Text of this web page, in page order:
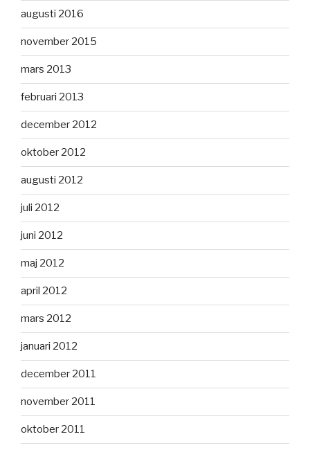
augusti 2016
november 2015
mars 2013
februari 2013
december 2012
oktober 2012
augusti 2012
juli 2012
juni 2012
maj 2012
april 2012
mars 2012
januari 2012
december 2011
november 2011
oktober 2011